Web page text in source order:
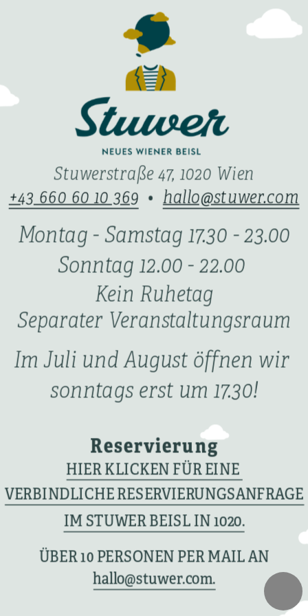
Stuwerstraße 47, 1020 Wien
+43 660 60 10 369 • hallo@stuwer.com
Montag - Samstag 17.30 - 23.00
Sonntag 12.00 - 22.00
Kein Ruhetag
Separater Veranstaltungsraum
Im Juli und August öffnen wir
sonntags erst um 17.30!
Reservierung
HIER KLICKEN FÜR EINE
VERBINDLICHE RESERVIERUNGSANFRAGE
IM STUWER BEISL IN 1020.
ÜBER 10 PERSONEN PER MAIL AN
hallo@stuwer.com.